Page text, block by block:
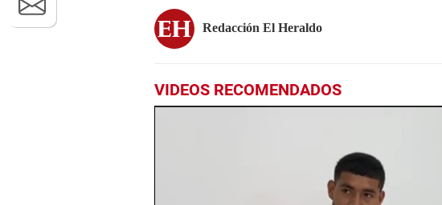
Redacción El Heraldo
VIDEOS RECOMENDADOS